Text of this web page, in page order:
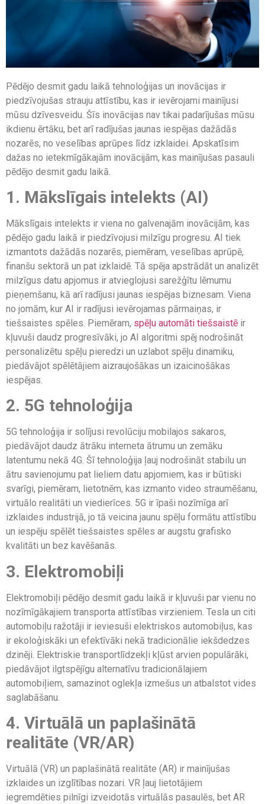
Pēdējo desmit gadu laikā tehnoloģijas un inovācijas ir
piedzīvojušas strauju attīstību, kas ir ievērojami mainījusi
mūsu dzīvesveidu. Šīs inovācijas nav tikai padarījušas mūsu
ikdienu ērtāku, bet arī radījušas jaunas iespējas dažādās
nozarēs, no veselības aprūpes līdz izklaidei. Apskatīsim
dažas no ietekmīgākajām inovācijām, kas mainījušas pasauli
pēdējo desmit gadu laikā.
1. Mākslīgais intelekts (AI)
Mākslīgais intelekts ir viena no galvenajām inovācijām, kas
pēdējo gadu laikā ir piedzīvojusi milzīgu progresu. AI tiek
izmantots dažādās nozarēs, piemēram, veselības aprūpē,
finanšu sektorā un pat izklaidē. Tā spēja apstrādāt un analizēt
milzīgus datu apjomus ir atvieglojusi sarežģītu lēmumu
pieņemšanu, kā arī radījusi jaunas iespējas biznesam. Viena
no jomām, kur AI ir radījusi ievērojamas pārmaiņas, ir
tiešsaistes spēles. Piemēram, spēļu automāti tiešsaistē ir
kļuvuši daudz progresīvāki, jo AI algoritmi spēj nodrošināt
personalizētu spēļu pieredzi un uzlabot spēļu dinamiku,
piedāvājot spēlētājiem aizraujošākas un izaicinošākas
iespējas.
2. 5G tehnoloģija
5G tehnoloģija ir solījusi revolūciju mobilajos sakaros,
piedāvājot daudz ātrāku interneta ātrumu un zemāku
latentumu nekā 4G. Šī tehnoloģija ļauj nodrošināt stabilu un
ātru savienojumu pat lieliem datu apjomiem, kas ir būtiski
svarīgi, piemēram, lietotnēm, kas izmanto video straumēšanu,
virtuālo realitāti un viedierīces. 5G ir īpaši nozīmīga arī
izklaides industrijā, jo tā veicina jaunu spēļu formātu attīstību
un iespēju spēlēt tiešsaistes spēles ar augstu grafisko
kvalitāti un bez kavēšanās.
3. Elektromobiļi
Elektromobiļi pēdējo desmit gadu laikā ir kļuvuši par vienu no
nozīmīgākajiem transporta attīstības virzieniem. Tesla un citi
automobiļu ražotāji ir ieviesuši elektriskos automobiļus, kas
ir ekoloģiskāki un efektīvāki nekā tradicionālie iekšdedzes
dzinēji. Elektriskie transportlīdzekļi kļūst arvien populārāki,
piedāvājot ilgtspējīgu alternatīvu tradicionālajiem
automobiļiem, samazinot oglekļa izmešus un atbalstot vides
saglabāšanu.
4. Virtuālā un paplašinātā
realitāte (VR/AR)
Virtuālā (VR) un paplašinātā realitāte (AR) ir mainījušas
izklaides un izglītības nozari. VR ļauj lietotājiem
iegremdēties pilnīgi izveidotās virtuālās pasaulēs, bet AR